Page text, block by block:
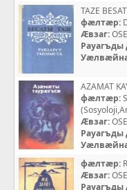
TAZE
фæлтæр:
Æвзаг:
Рауагъды
AZAMAT
фæлтæр:
Æвзаг:
Рауагъды
фæлтæр:
Æвзаг:
Рауагъды